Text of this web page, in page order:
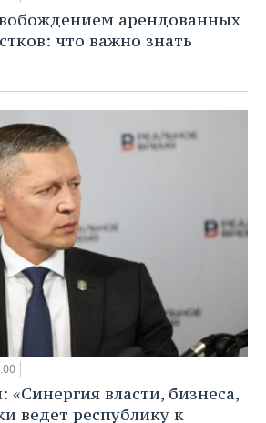
арендованных
что важно знать
«Синергия власти, бизнеса,
ведет республику к